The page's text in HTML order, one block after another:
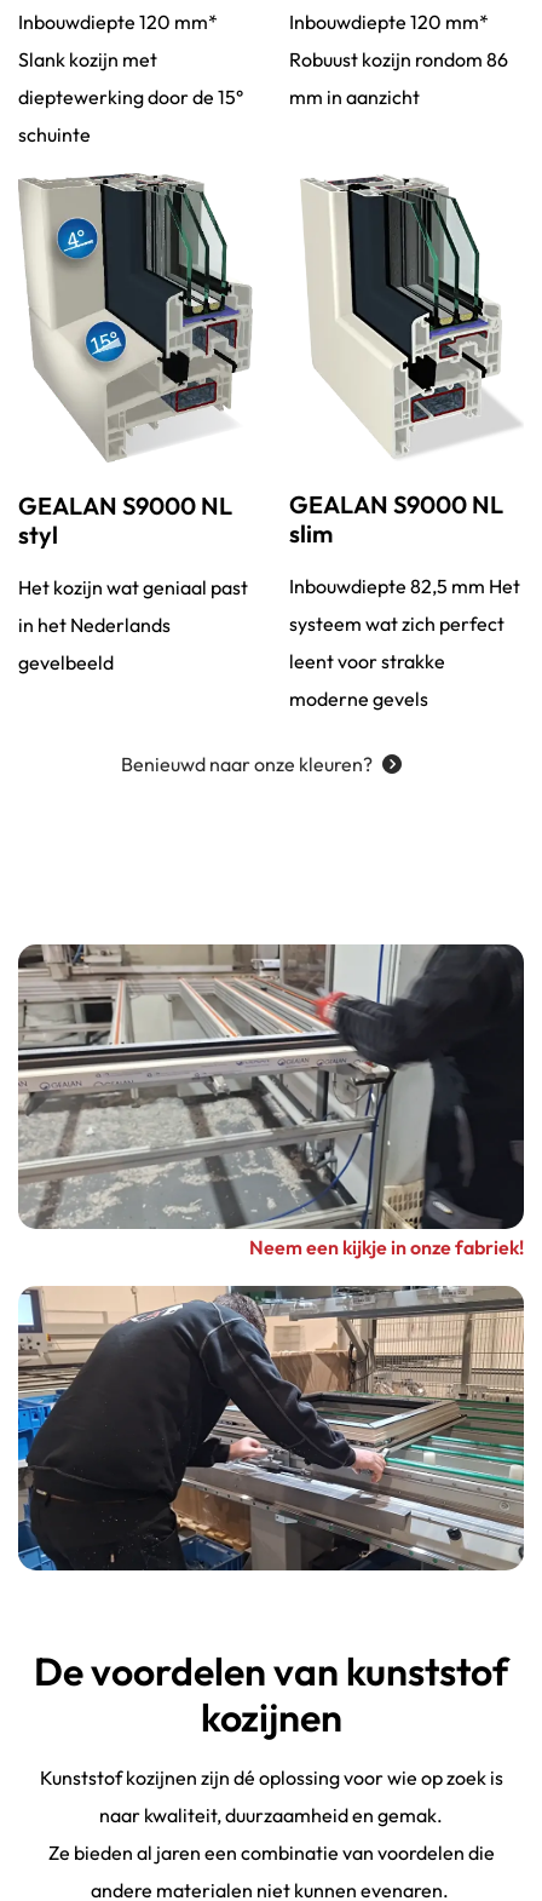
Inbouwdiepte 120 mm*
Slank kozijn met
dieptewerking door de 15°
schuinte
Inbouwdiepte 120 mm*
Robuust kozijn rondom 86
mm in aanzicht
GEALAN S9000 NL
styl
Het kozijn wat geniaal past
in het Nederlands
gevelbeeld
GEALAN S9000 NL
slim
Inbouwdiepte 82,5 mm Het
systeem wat zich perfect
leent voor strakke
moderne gevels
Benieuwd naar onze kleuren?
Neem een kijkje in onze fabriek!
De voordelen van kunststof
kozijnen
Kunststof kozijnen zijn dé oplossing voor wie op zoek is
naar kwaliteit, duurzaamheid en gemak.
Ze bieden al jaren een combinatie van voordelen die
andere materialen niet kunnen evenaren.